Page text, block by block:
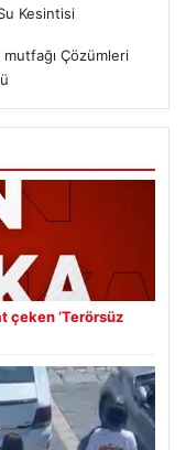
Kesintisi
Çözümleri
çeken ‘Terörsüz